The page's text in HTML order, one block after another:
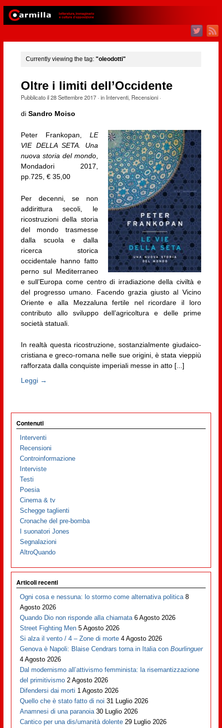
Currently viewing the tag: "oleodotti"
Oltre i limiti dell’Occidente
Pubblicato il28 Settembre 2017· in Interventi, Recensioni·
di Sandro Moiso
Peter Frankopan,LE
VIE DELLA SETA. Una
nuova storia del mondo,
Mondadori 2017,
pp.725, € 35,00
Per decenni, se non
addirittura secoli, le
ricostruzioni della storia
del mondo trasmesse
dalla scuola e dalla
ricerca storica
occidentale hanno fatto
perno sul Mediterraneo
e sull’Europa come centro di irradiazione della civiltà e
del progresso umano. Facendo grazia giusto al Vicino
Oriente e alla Mezzaluna fertile nel ricordare il loro
contributo allo sviluppo dell’agricoltura e delle prime
società statuali.
In realtà questa ricostruzione, sostanzialmente giudaico-
cristiana e greco-romana nelle sue origini, è stata vieppiù
rafforzata dalla conquiste imperiali messe in atto [...]
Leggi →
Contenuti
Interventi
Recensioni
Controinformazione
Interviste
Testi
Poesia
Cinema & tv
Schegge taglienti
Cronache del pre-bomba
I suonatori Jones
Segnalazioni
AltroQuando
Articoli recenti
Ogni cosa e nessuna: lo stormo come alternativa politica 8
Agosto 2026
Quando Dio non risponde alla chiamata 6 Agosto 2026
Street Fighting Men 5 Agosto 2026
Si alza il vento / 4 – Zone di morte 4 Agosto 2026
Genova è Napoli: Blaise Cendrars torna in Italia conBourlinguer
4 Agosto 2026
Dal modernismo all’attivismo femminista: la risemantizzazione
del primitivismo 2 Agosto 2026
Difendersi dai morti 1 Agosto 2026
Quello che è stato fatto di noi 31 Luglio 2026
Anamnesi di una paranoia 30 Luglio 2026
Cantico per una dis/umanità dolente 29 Luglio 2026